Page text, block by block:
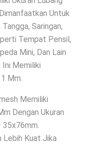
Untuk
Saringan,
Tempat Pensil,
Mini, Dan Lain
Ini Memiliki
Mm.
Memiliki
Dengan Ukuran
35x76mm.
Lebih Kuat Jika